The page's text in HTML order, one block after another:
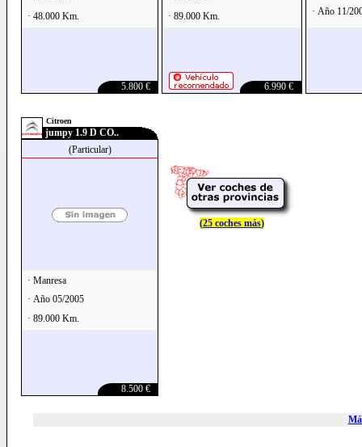
· 48.000 Km.
5.800 €
· 89.000 Km.
6.990 €
· Año 11/
Citroen
jumpy 1.9 D CO..
(Particular)
· Manresa
· Año 05/2005
· 89.000 Km.
8.500 €
(25 coches más)